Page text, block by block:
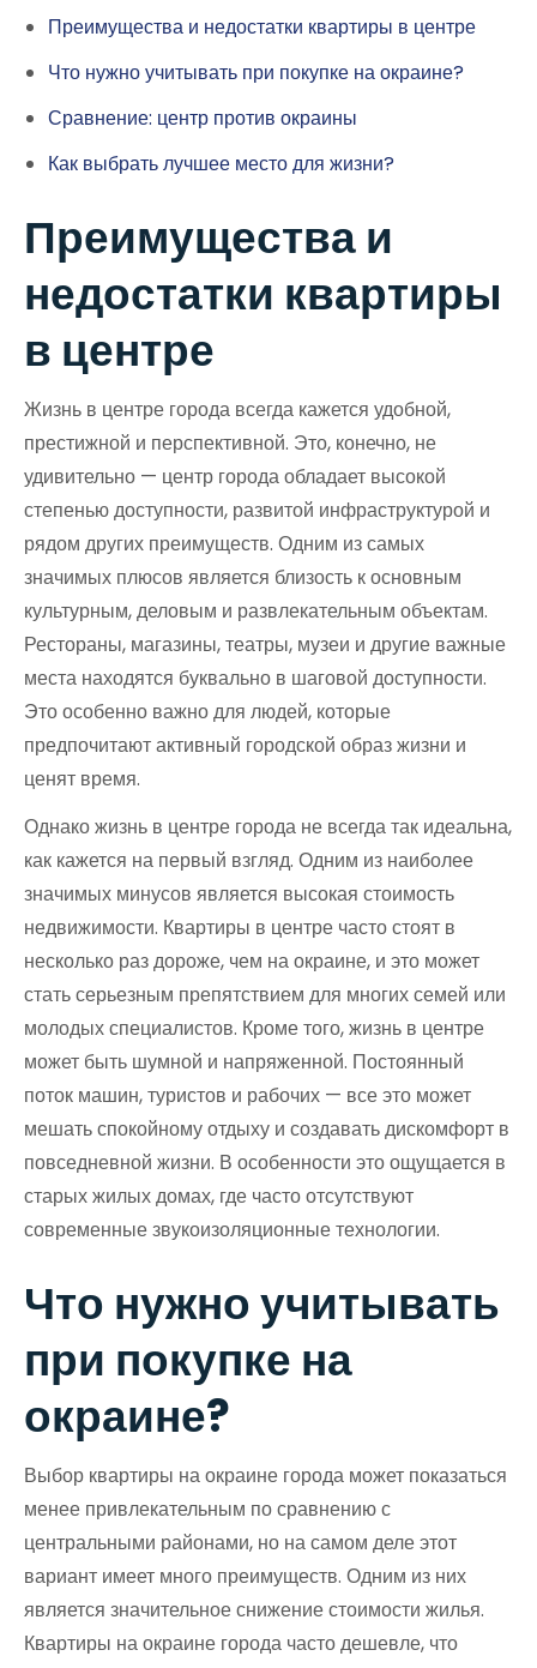
Преимущества и недостатки квартиры в центре
Что нужно учитывать при покупке на окраине?
Сравнение: центр против окраины
Как выбрать лучшее место для жизни?
Преимущества и
недостатки квартиры
в центре
Жизнь в центре города всегда кажется удобной,
престижной и перспективной. Это, конечно, не
удивительно — центр города обладает высокой
степенью доступности, развитой инфраструктурой и
рядом других преимуществ. Одним из самых
значимых плюсов является близость к основным
культурным, деловым и развлекательным объектам.
Рестораны, магазины, театры, музеи и другие важные
места находятся буквально в шаговой доступности.
Это особенно важно для людей, которые
предпочитают активный городской образ жизни и
ценят время.
Однако жизнь в центре города не всегда так идеальна,
как кажется на первый взгляд. Одним из наиболее
значимых минусов является высокая стоимость
недвижимости. Квартиры в центре часто стоят в
несколько раз дороже, чем на окраине, и это может
стать серьезным препятствием для многих семей или
молодых специалистов. Кроме того, жизнь в центре
может быть шумной и напряженной. Постоянный
поток машин, туристов и рабочих — все это может
мешать спокойному отдыху и создавать дискомфорт в
повседневной жизни. В особенности это ощущается в
старых жилых домах, где часто отсутствуют
современные звукоизоляционные технологии.
Что нужно учитывать
при покупке на
окраине?
Выбор квартиры на окраине города может показаться
менее привлекательным по сравнению с
центральными районами, но на самом деле этот
вариант имеет много преимуществ. Одним из них
является значительное снижение стоимости жилья.
Квартиры на окраине города часто дешевле, что